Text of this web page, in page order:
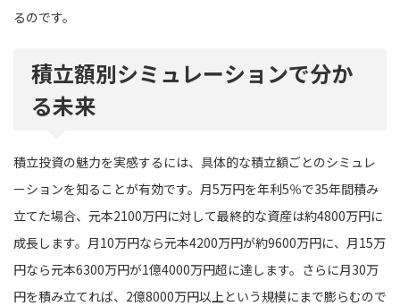
るのです。
積立額別シミュレーションで分か
る未来
積立投資の魅力を実感するには、具体的な積立額ごとのシミュレ
ーションを知ることが有効です。月5万円を年利5％で35年間積み
立てた場合、元本2100万円に対して最終的な資産は約4800万円に
成長します。月10万円なら元本4200万円が約9600万円に、月15万
円なら元本6300万円が1億4000万円超に達します。さらに月30万
円を積み立てれば、2億8000万円以上という規模にまで膨らむので